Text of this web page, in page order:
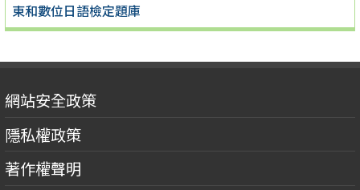
東和數位日語檢定題庫
網站安全政策
隱私權政策
著作權聲明